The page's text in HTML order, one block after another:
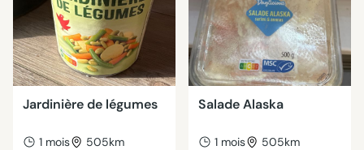
Jardinière de légumes
1 mois 505km
Salade Alaska
1 mois 505km